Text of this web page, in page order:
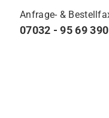
Anfrage- &
07032 - 95 69 390